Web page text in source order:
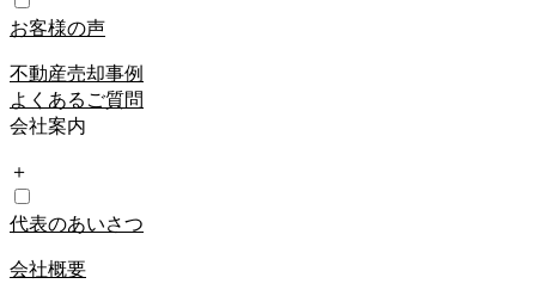
お客様の声
不動産売却事例
よくあるご質問
会社案内
＋
代表のあいさつ
会社概要